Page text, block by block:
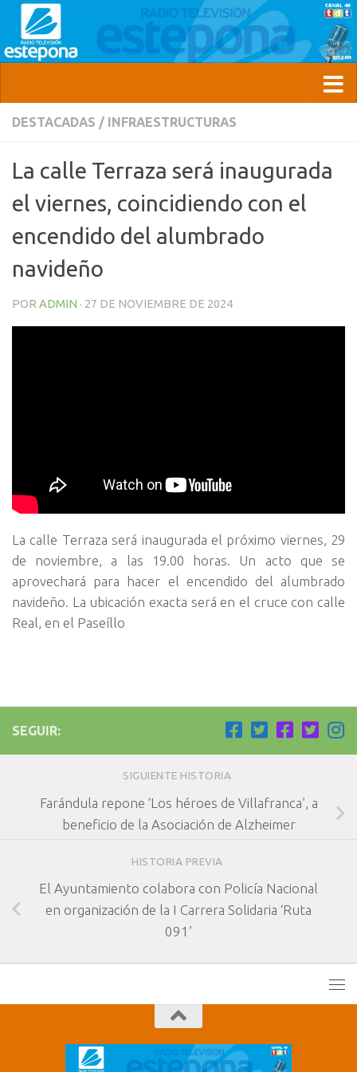
DESTACADAS / INFRAESTRUCTURAS
La calle Terraza será inaugurada
el viernes, coincidiendo con el
encendido del alumbrado
navideño
POR ADMIN · 27 DE NOVIEMBRE DE 2024
La calle Terraza será inaugurada el próximo viernes, 29
de noviembre, a las 19.00 horas. Un acto que se
aprovechará para hacer el encendido del alumbrado
navideño. La ubicación exacta será en el cruce con calle
Real, en el Paseíllo
SEGUIR:
SIGUIENTE HISTORIA
Farándula repone ‘Los héroes de Villafranca’, a
beneficio de la Asociación de Alzheimer
HISTORIA PREVIA
El Ayuntamiento colabora con Policía Nacional
en organización de la I Carrera Solidaria ‘Ruta
091’